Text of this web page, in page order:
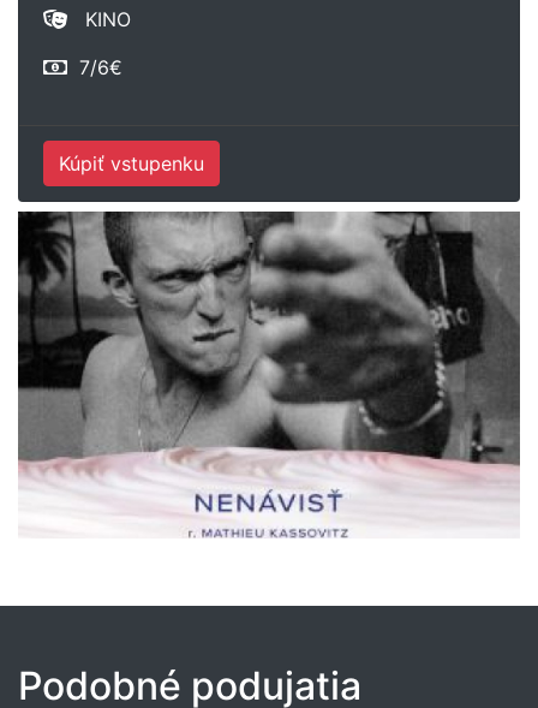
KINO
7/6€
Kúpiť vstupenku
Podobné podujatia